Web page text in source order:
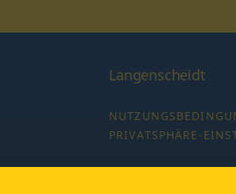
Langenscheidt
PRIVATSPHÄRE-